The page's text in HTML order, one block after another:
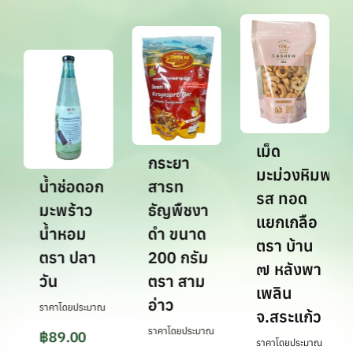
น้ำช่อดอก
มะพร้าว
น้ำหอม
ตรา ปลา
วัน
ราคาโดยประมาณ
฿89.00
กระยา
สารท
ธัญพืชงา
ดำ ขนาด
200 กรัม
ตรา สาม
อ่าว
ราคาโดยประมาณ
เม็ด
มะม่วงหิมพา
รส ทอด
แยกเกลือ
ตรา บ้าน
๗ หลังพา
เพลิน
จ.สระแก้ว
ราคาโดยประมาณ